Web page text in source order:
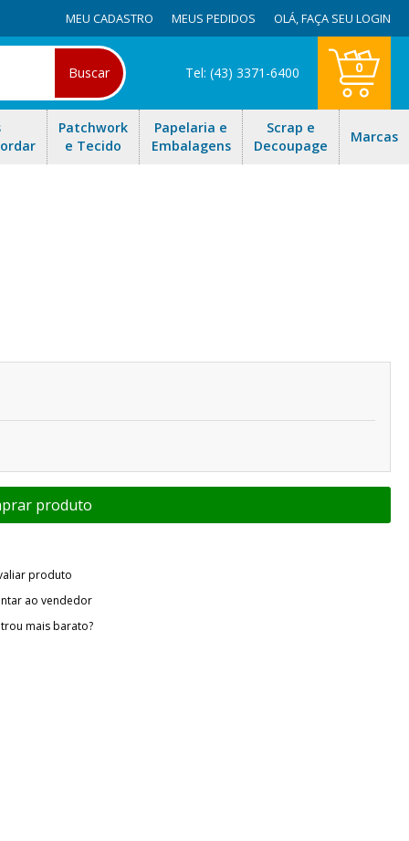
MEU CADASTRO MEUS PEDIDOS OLÁ,FAÇA SEU LOGIN
Buscar Tel: (43) 3371-6400 0
Patchwork
e Tecido
Papelaria e
Embalagens
Scrap e
Decoupage
Marcas
produto
ao vendedor
mais barato?